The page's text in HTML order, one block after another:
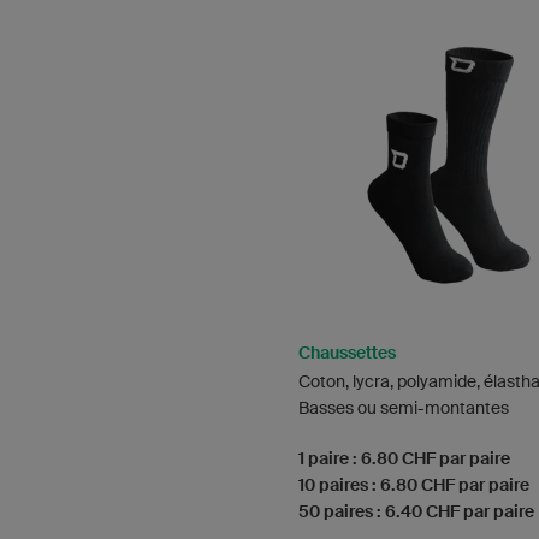
Chaussettes
Coton, lycra, polyamide,
Basses ou semi-montantes
1 paire : 6.80 CHF par paire
10 paires : 6.80 CHF par paire
50 paires : 6.40 CHF par paire